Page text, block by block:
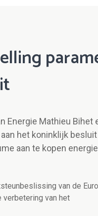
Energie Mathieu Bihet
het koninklijk
aan te kopen
van de
van het